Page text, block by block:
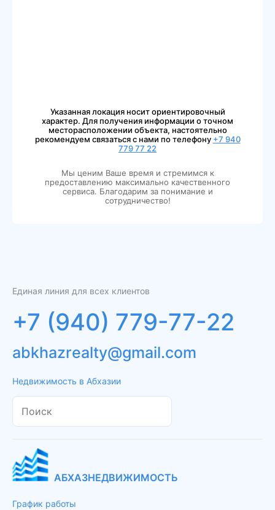
Указанная локация носит ориентировочный
характер. Для получения информации о точном
месторасположении объекта, настоятельно
рекомендуем связаться с нами по телефону +7 940
779 77 22
Мы ценим Ваше время и стремимся к
предоставлению максимально качественного
сервиса. Благодарим за понимание и
сотрудничество!
Единая линия для всех клиентов
+7 (940) 779-77-22
Недвижимость в Абхазии
abkhazrealty@gmail.com
АБХАЗНЕДВИЖИМОСТЬ
График работы